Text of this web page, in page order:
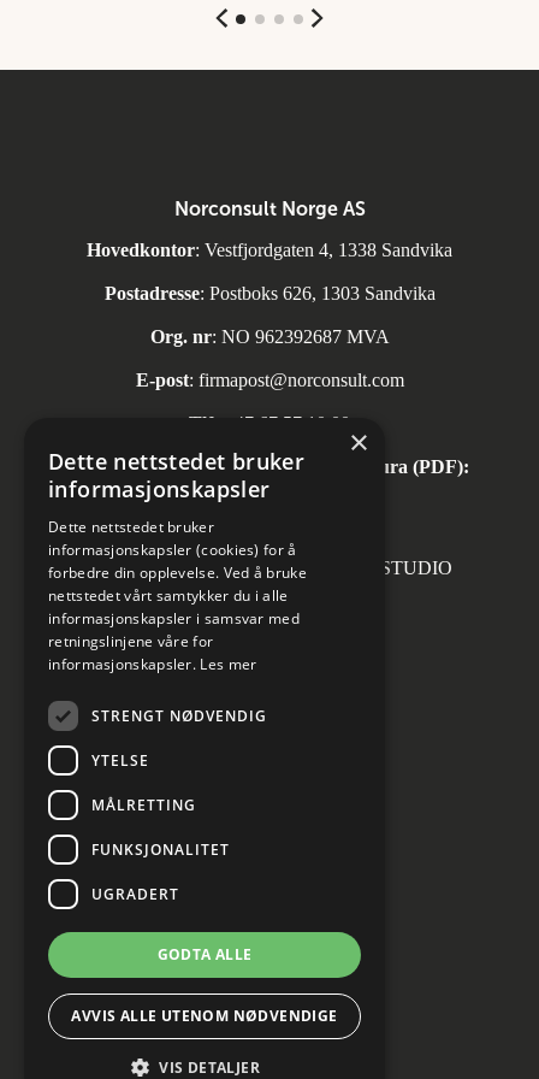
Norconsult Norge AS
Hovedkontor: Vestfjordgaten 4, 1338 Sandvika
Postadresse: Postboks 626, 1303 Sandvika
Org. nr: NO 962392687 MVA
E-post: firmapost@norconsult.com
Tlf: +47 67 57 10 00
Automatisk mottak av inngående faktura (PDF):
invoice.no@norconsult.com
Forsidefoto: RASMUS HJORTSHOJ STUDIO
Cookies innstillinger
×
Dette nettstedet bruker
informasjonskapsler
Dette nettstedet bruker
informasjonskapsler (cookies) for å
forbedre din opplevelse. Ved å bruke
nettstedet vårt samtykker du i alle
informasjonskapsler i samsvar med
retningslinjene våre for
informasjonskapsler. Les mer
STRENGT NØDVENDIG
YTELSE
MÅLRETTING
FUNKSJONALITET
UGRADERT
GODTA ALLE
AVVIS ALLE UTENOM NØDVENDIGE
VIS DETALJER